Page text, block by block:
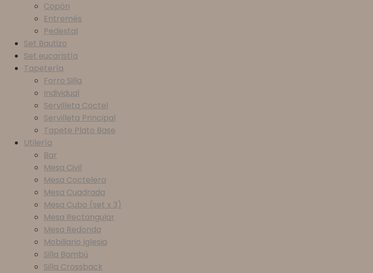
Copón
Entremés
Pedestal
Set Bautizo
Set eucaristía
Tapetería
Forro Silla
Individual
Servilleta Coctel
Servilleta Principal
Tapete Plato Base
Utilería
Bar
Mesa Civil
Mesa Coctelera
Mesa Cuadrada
Mesa Cubo (set x 3)
Mesa Rectangular
Mesa Redonda
Mobiliario Iglesia
Silla Bambú
Silla Crossback